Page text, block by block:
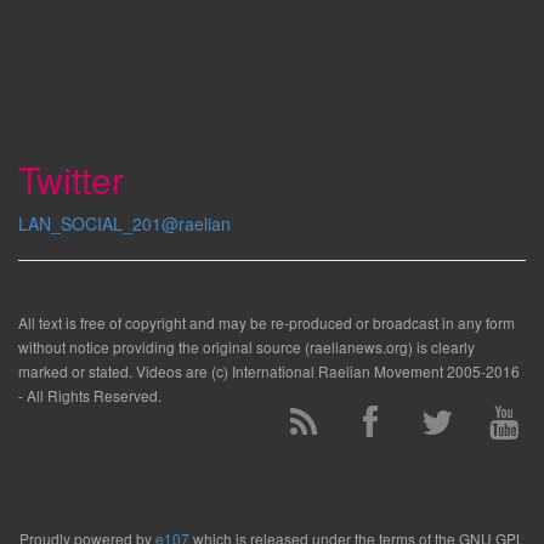
Twitter
LAN_SOCIAL_201@raelian
All text is free of copyright and may be re-produced or broadcast in any form
without notice providing the original source (raelianews.org) is clearly
marked or stated. Videos are (c) International Raelian Movement 2005-2016
- All Rights Reserved.
Proudly powered bye107which is released under the terms of the GNU GPL